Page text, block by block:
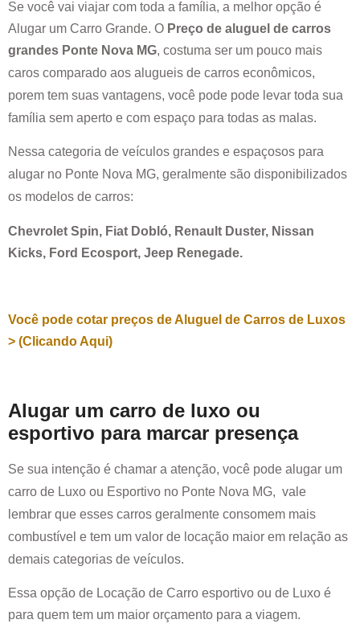
Se você vai viajar com toda a família, a melhor opção é
Alugar um Carro Grande. O Preço de aluguel de carros
grandes Ponte Nova MG, costuma ser um pouco mais
caros comparado aos alugueis de carros econômicos,
porem tem suas vantagens, você pode pode levar toda sua
família sem aperto e com espaço para todas as malas.
Nessa categoria de veículos grandes e espaçosos para
alugar no Ponte Nova MG, geralmente são disponibilizados
os modelos de carros:
Chevrolet Spin, Fiat Dobló, Renault Duster, Nissan
Kicks, Ford Ecosport, Jeep Renegade.
Você pode cotar preços de Aluguel de Carros de Luxos
> (Clicando Aqui)
Alugar um carro de luxo ou
esportivo para marcar presença
Se sua intenção é chamar a atenção, você pode alugar um
carro de Luxo ou Esportivo no Ponte Nova MG, vale
lembrar que esses carros geralmente consomem mais
combustível e tem um valor de locação maior em relação as
demais categorias de veículos.
Essa opção de Locação de Carro esportivo ou de Luxo é
para quem tem um maior orçamento para a viagem.